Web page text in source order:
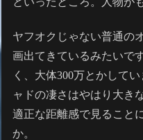
ヤフオクじゃない普通の
画出てきているみたいで
く、大体300万とかして
ャドの凄さはやはり大き
適正な距離感で見ること
か。